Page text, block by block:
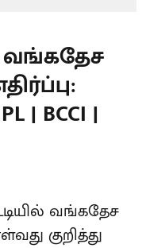
வங்கதேச
| BCCI |
வங்கதேச
குறித்து